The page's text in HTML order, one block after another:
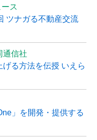
ス
ツナガる不動産交流
通信社
る方法を伝授 いえら
」を開発・提供する